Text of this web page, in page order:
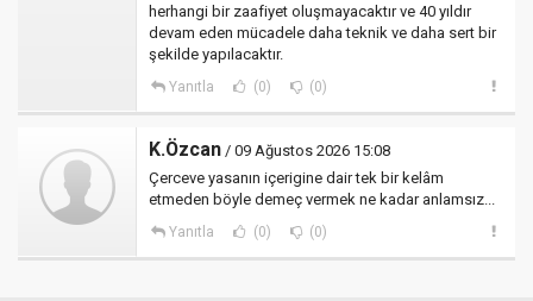
herhangi bir zaafiyet oluşmayacaktır ve 40 yıldır
devam eden mücadele daha teknik ve daha sert bir
şekilde yapılacaktır.
Yanıtla (0) (0)
K.Özcan / 09 Ağustos 2026 15:08
Çerceve yasanın içerigine dair tek bir kelâm
etmeden böyle demeç vermek ne kadar anlamsız...
Yanıtla (0) (0)